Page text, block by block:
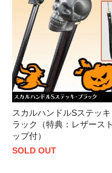
スカルハンドルSステッ
ラック（特典：レザース
ップ付）
SOLD OUT